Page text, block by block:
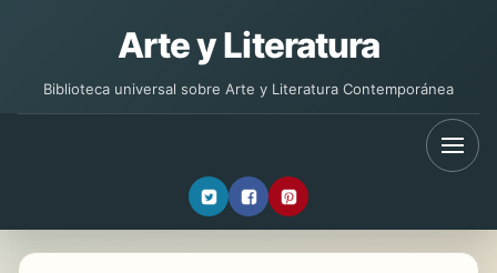
Arte y Literatura
Biblioteca universal sobre Arte y Literatura Contemporánea